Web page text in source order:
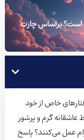
است؟ براساس چارت
خاص از خود
عاشقانه گرم و پرشور
عمل می‌کنند؟ پاسخ